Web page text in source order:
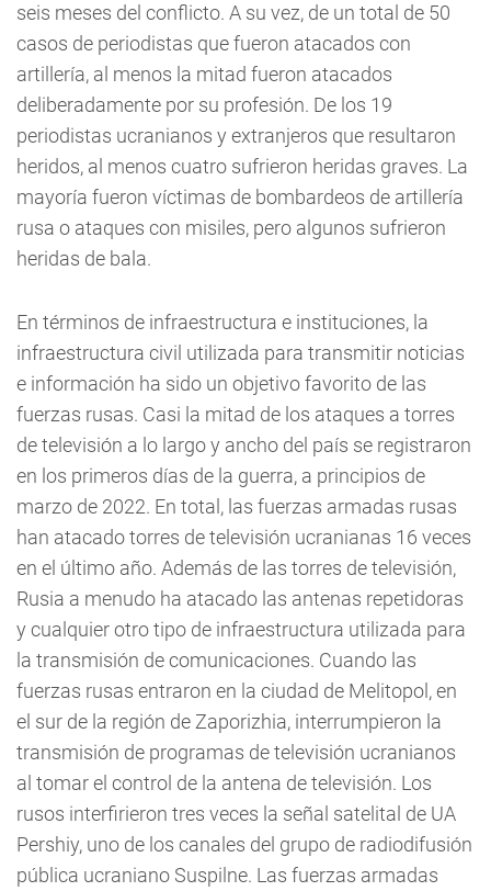
seis meses del conflicto. A su vez, de un total de 50
casos de periodistas que fueron atacados con
artillería, al menos la mitad fueron atacados
deliberadamente por su profesión. De los 19
periodistas ucranianos y extranjeros que resultaron
heridos, al menos cuatro sufrieron heridas graves. La
mayoría fueron víctimas de bombardeos de artillería
rusa o ataques con misiles, pero algunos sufrieron
heridas de bala.
En términos de infraestructura e instituciones, la
infraestructura civil utilizada para transmitir noticias
e información ha sido un objetivo favorito de las
fuerzas rusas. Casi la mitad de los ataques a torres
de televisión a lo largo y ancho del país se registraron
en los primeros días de la guerra, a principios de
marzo de 2022. En total, las fuerzas armadas rusas
han atacado torres de televisión ucranianas 16 veces
en el último año. Además de las torres de televisión,
Rusia a menudo ha atacado las antenas repetidoras
y cualquier otro tipo de infraestructura utilizada para
la transmisión de comunicaciones. Cuando las
fuerzas rusas entraron en la ciudad de Melitopol, en
el sur de la región de Zaporizhia, interrumpieron la
transmisión de programas de televisión ucranianos
al tomar el control de la antena de televisión. Los
rusos interfirieron tres veces la señal satelital de UA
Pershiy, uno de los canales del grupo de radiodifusión
pública ucraniano Suspilne. Las fuerzas armadas